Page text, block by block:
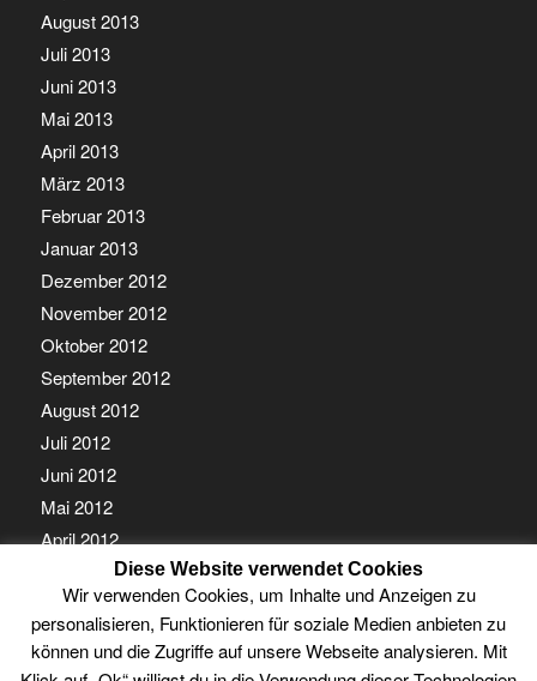
August 2013
Juli 2013
Juni 2013
Mai 2013
April 2013
März 2013
Februar 2013
Januar 2013
Dezember 2012
November 2012
Oktober 2012
September 2012
August 2012
Juli 2012
Juni 2012
Mai 2012
April 2012
März 2012
Februar 2012
Januar 2012
Diese Website verwendet Cookies
Wir verwenden Cookies, um Inhalte und Anzeigen zu
personalisieren, Funktionieren für soziale Medien anbieten zu
können und die Zugriffe auf unsere Webseite analysieren. Mit